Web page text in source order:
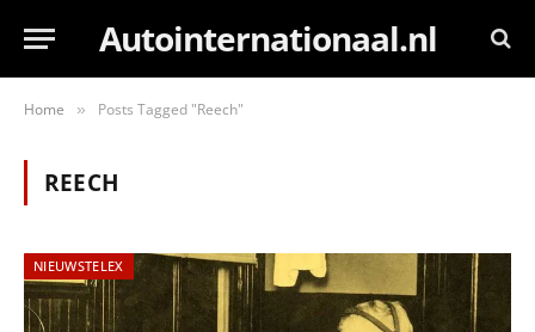
Autointernationaal.nl
Home » Posts Tagged "Reech"
REECH
NIEUWSTELEX